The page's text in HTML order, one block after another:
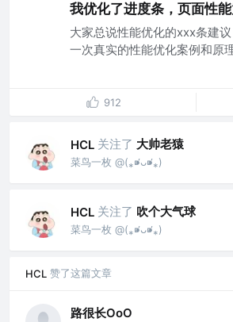
我优化了进度条，页面性
大家总说性能优化的xxx条建
一次真实的性能优化案例和原
912
HCL 关注了 大帅老猿
菜鸟一枚 @(⁎⁍̴̛ᴗ⁍̴̛⁎)
HCL 关注了 吹个大气球
菜鸟一枚 @(⁎⁍̴̛ᴗ⁍̴̛⁎)
HCL 赞了这篇文章
路很长OoO